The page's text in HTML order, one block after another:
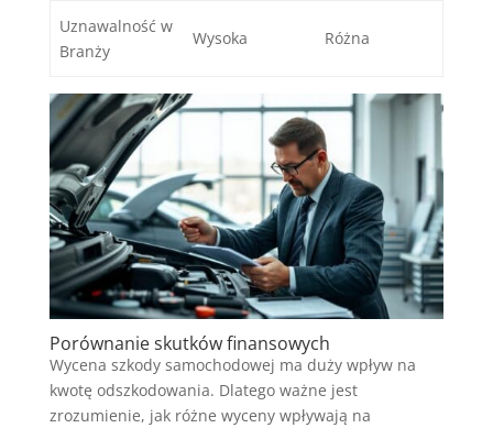
Uznawalność w
Branży
Wysoka Różna
Porównanie skutków finansowych
Wycena szkody samochodowej ma duży wpływ na
kwotę odszkodowania. Dlatego ważne jest
zrozumienie, jak różne wyceny wpływają na